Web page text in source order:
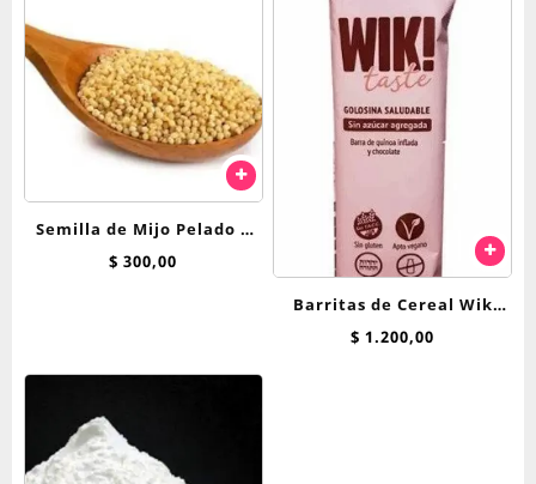
Semilla de Mijo Pelado x
100 gr
$ 300,00
Barritas de Cereal Wik
quinoa
$ 1.200,00